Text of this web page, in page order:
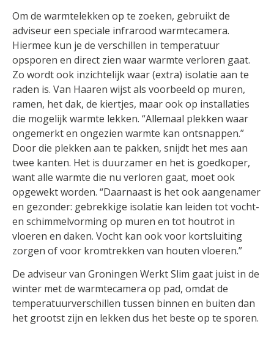
Om de warmtelekken op te zoeken, gebruikt de
adviseur een speciale infrarood warmtecamera.
Hiermee kun je de verschillen in temperatuur
opsporen en direct zien waar warmte verloren gaat.
Zo wordt ook inzichtelijk waar (extra) isolatie aan te
raden is. Van Haaren wijst als voorbeeld op muren,
ramen, het dak, de kiertjes, maar ook op installaties
die mogelijk warmte lekken. “Allemaal plekken waar
ongemerkt en ongezien warmte kan ontsnappen.”
Door die plekken aan te pakken, snijdt het mes aan
twee kanten. Het is duurzamer en het is goedkoper,
want alle warmte die nu verloren gaat, moet ook
opgewekt worden. “Daarnaast is het ook aangenamer
en gezonder: gebrekkige isolatie kan leiden tot vocht-
en schimmelvorming op muren en tot houtrot in
vloeren en daken. Vocht kan ook voor kortsluiting
zorgen of voor kromtrekken van houten vloeren.”
De adviseur van Groningen Werkt Slim gaat juist in de
winter met de warmtecamera op pad, omdat de
temperatuurverschillen tussen binnen en buiten dan
het grootst zijn en lekken dus het beste op te sporen.